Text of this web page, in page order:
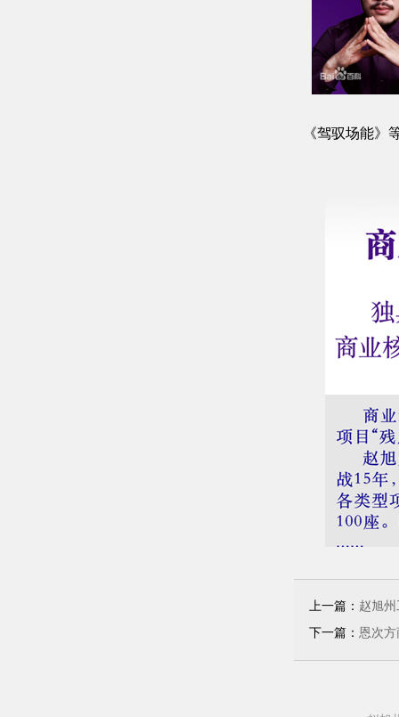
《驾驭场能》
上一篇： 赵旭
下一篇： 恩次方